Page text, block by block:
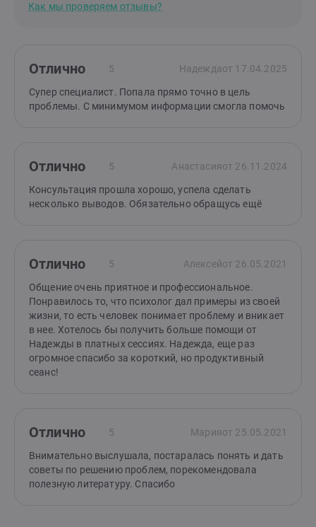
Как мы проверяем отзывы?
Отлично 5 Надеждаот 17.04.2025
Супер специалист. Попала прямо точно в цель
проблемы. С минимумом информации смогла помочь
Отлично 5 Анастасияот 26.11.2024
Консультация прошла хорошо, успела сделать
несколько выводов. Обязательно обращусь ещё
Отлично 5 Алексейот 26.05.2021
Общение очень приятное и профессиональное.
Понравилось то, что психолог дал примеры из своей
жизни, то есть человек понимает проблему и вникает
в нее. Хотелось бы получить больше помощи от
Надежды в платных сессиях. Надежда, еще раз
огромное спасибо за короткий, но продуктивный
сеанс!
Отлично 5 Марияот 25.05.2021
Внимательно выслушала, постаралась понять и дать
советы по решению проблем, порекомендовала
полезную литературу. Спасибо